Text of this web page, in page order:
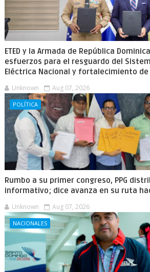
ETED y la Armada de República
esfuerzos para el resguardo del
Eléctrica Nacional y fortalecimiento de
Unknown Aug 07, 2026
POLÍTICA
Rumbo a su primer congreso, PPG
informativo; dice avanza en su ruta
Unknown Aug 07, 2026
NACIONALES